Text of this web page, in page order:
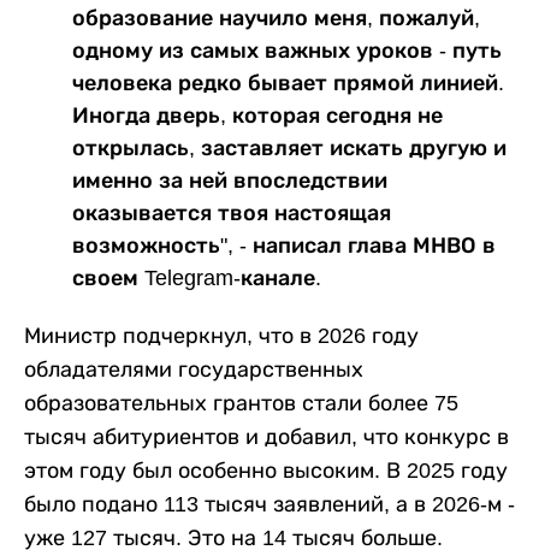
образование научило меня, пожалуй,
одному из самых важных уроков - путь
человека редко бывает прямой линией.
Иногда дверь, которая сегодня не
открылась, заставляет искать другую и
именно за ней впоследствии
оказывается твоя настоящая
возможность", - написал глава МНВО в
своем Telegram-канале.
Министр подчеркнул, что в 2026 году
обладателями государственных
образовательных грантов стали более 75
тысяч абитуриентов и добавил, что конкурс в
этом году был особенно высоким. В 2025 году
было подано 113 тысяч заявлений, а в 2026-м -
уже 127 тысяч. Это на 14 тысяч больше.